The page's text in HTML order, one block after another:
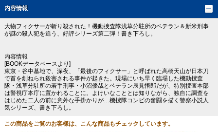
内容情報
大物フィクサーが斬り殺された！機動捜査隊浅草分駐所のベテラン＆新米刑事
が謎の殺人犯を追う、好評シリーズ第二弾！書き下ろし。
内容情報
[BOOKデータベースより]
東京・谷中墓地で、深夜、「最後のフィクサー」と呼ばれた高橋天山が日本刀
で首を刎ねられ殺害される事件が起きた。現場にいち早く臨場した機動捜査
隊・浅草分駐所の若手刑事・小沼優哉とベテラン辰見悟郎だが、特別捜査本部
は警視庁本庁に置かれることに。よけいなこととは知りながら、独自に調査を
はじめた二人の前に意外な手掛かりが…機捜隊コンビの奮闘を描く警察小説人
気シリーズ、書き下ろし。
この商品をご覧のお客様は、こんな商品もチェックしています。